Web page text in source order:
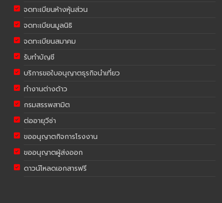
จดทะเบียนห้างหุ้นส่วน
จดทะเบียนมูลนิธิ
จดทะเบียนสมาคม
รับทำบัญชี
บริการขอใบอนุญาตธุรกิจนำเที่ยว
ทำงานต่างด้าว
กรมสรรพสามิต
ต่ออายุวีซ่า
ขออนุญาตกิจการโรงงาน
ขออนุญาตผู้ส่งออก
ดาวน์โหลดเอกสารฟรี